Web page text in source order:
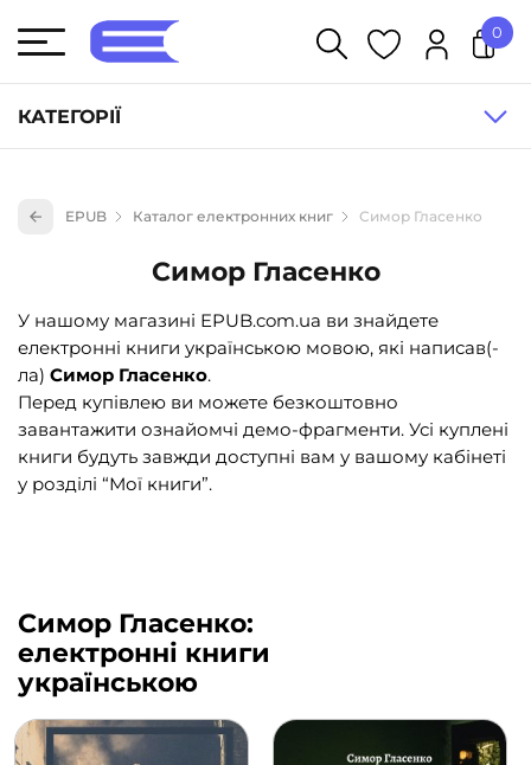
КАТЕГОРІЇ
Книги для дітей (835)
Книги для підлітків (240)
Науково-популярна література (1015)
Навчальна література та посібники (527)
Енциклопедії, довідники, словники (55)
Подарункові сертифікати (1)
0
EPUB Каталог електронних книг Симор Гласенко
Симор Гласенко
У нашому магазині EPUB.com.ua ви знайдете
електронні книги українською мовою, які написав(-
ла) Симор Гласенко.
Перед купівлею ви можете безкоштовно
завантажити ознайомчі демо-фрагменти. Усі куплені
книги будуть завжди доступні вам у вашому кабінеті
у розділі “Мої книги”.
Симор Гласенко:
електронні книги
українською